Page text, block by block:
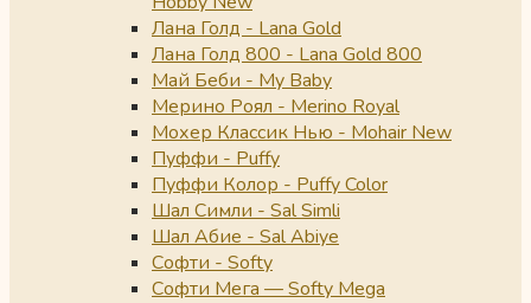
Лана Голд - Lana Gold
Лана Голд 800 - Lana Gold 800
Май Беби - My Baby
Мерино Роял - Merino Royal
Мохер Классик Нью - Mohair New
Пуффи - Puffy
Пуффи Колор - Puffy Color
Шал Симли - Sal Simli
Шал Абие - Sal Abiye
Софти - Softy
Софти Мега — Softy Mega